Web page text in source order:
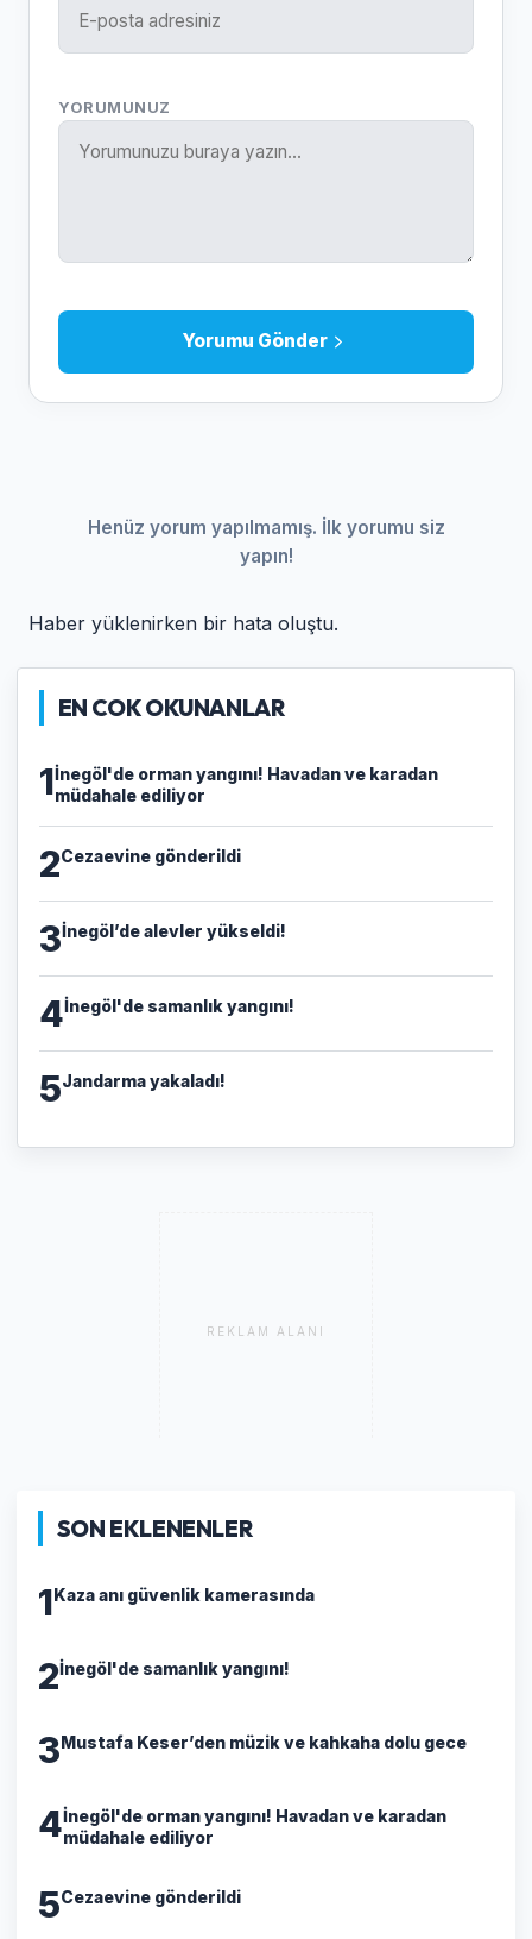
YORUMUNUZ
Yorumu Gönder
Henüz yorum yapılmamış. İlk yorumu siz
yapın!
Haber yüklenirken bir hata oluştu.
EN COK OKUNANLAR
1İnegöl'de orman yangını! Havadan ve karadan
müdahale ediliyor
2Cezaevine gönderildi
3İnegöl’de alevler yükseldi!
4İnegöl'de samanlık yangını!
5Jandarma yakaladı!
REKLAM ALANI
SON EKLENENLER
1Kaza anı güvenlik kamerasında
2İnegöl'de samanlık yangını!
3Mustafa Keser’den müzik ve kahkaha dolu gece
4İnegöl'de orman yangını! Havadan ve karadan
müdahale ediliyor
5Cezaevine gönderildi